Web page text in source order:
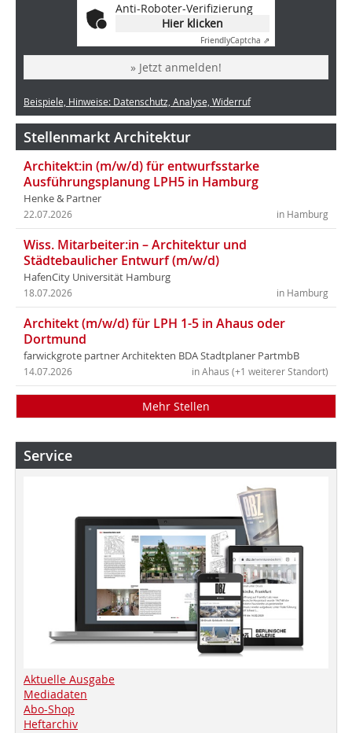
Anti-Roboter-Verifizierung
Hier klicken
FriendlyCaptcha ⇗
» Jetzt anmelden!
Beispiele, Hinweise: Datenschutz, Analyse, Widerruf
Stellenmarkt Architektur
Architekt:in (m/w/d) für entwurfsstarke
Ausführungsplanung LPH5 in Hamburg
Henke & Partner
in Hamburg
22.07.2026
Wiss. Mitarbeiter:in – Architektur und
Städtebaulicher Entwurf (m/w/d)
HafenCity Universität Hamburg
in Hamburg
18.07.2026
Architekt (m/w/d) für LPH 1-5 in Ahaus oder
Dortmund
farwickgrote partner Architekten BDA Stadtplaner PartmbB
in Ahaus (+1 weiterer Standort)
14.07.2026
Mehr Stellen
Service
Aktuelle Ausgabe
Mediadaten
Abo-Shop
Heftarchiv